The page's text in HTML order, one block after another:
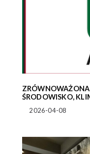
ŚRODOWISKO,
2026-04-08